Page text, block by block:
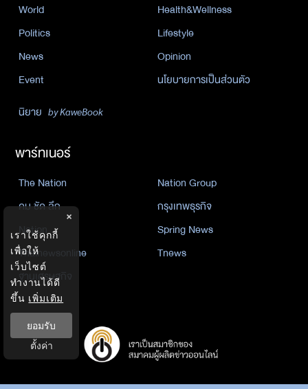
World
Health&Wellness
Politics
Lifestyle
News
Opinion
Event
นโยบายการเป็นส่วนตัว
นิยาย by KaweBook
พาร์ทเนอร์
The Nation
Nation Group
คม ชัด ลึก
กรุงเทพธุรกิจ
Nation
Spring News
Thainewsonline
Tnews
ฐานเศรษฐกิจ
×
เราใช้คุกกี้
เพื่อให้
เว็บไซต์
ทำงานได้ดี
ขึ้น เพิ่มเติม
ยอมรับ
ตั้งค่า